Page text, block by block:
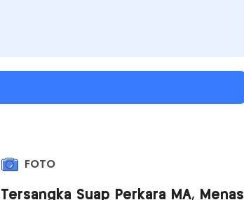
FOTO
Tersangka Suap Perkara MA, Menas